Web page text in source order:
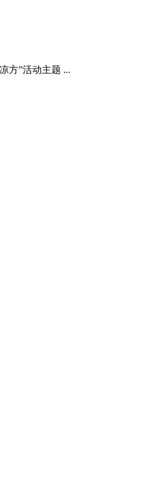
方”活动主题 ...